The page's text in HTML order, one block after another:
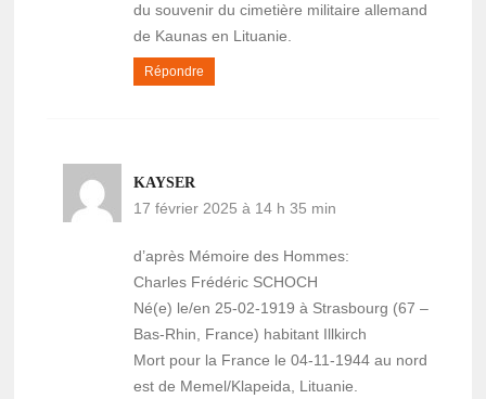
du souvenir du cimetière militaire allemand
de Kaunas en Lituanie.
Répondre
KAYSER
17 février 2025 à 14 h 35 min
d’après Mémoire des Hommes:
Charles Frédéric SCHOCH
Né(e) le/en 25-02-1919 à Strasbourg (67 –
Bas-Rhin, France) habitant Illkirch
Mort pour la France le 04-11-1944 au nord
est de Memel/Klapeida, Lituanie.